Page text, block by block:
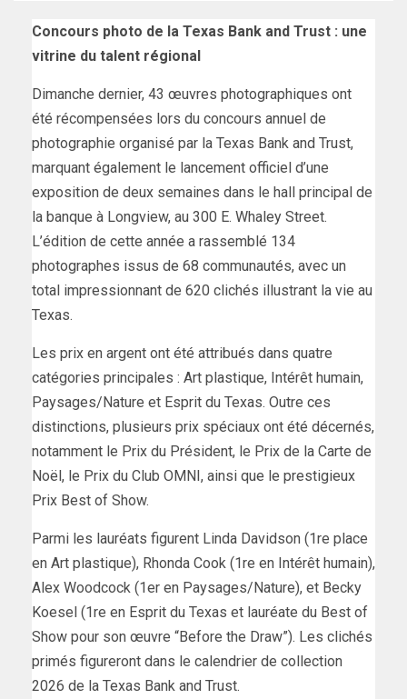
Concours photo de la Texas Bank and Trust : une
vitrine du talent régional
Dimanche dernier, 43 œuvres photographiques ont
été récompensées lors du concours annuel de
photographie organisé par la Texas Bank and Trust,
marquant également le lancement officiel d’une
exposition de deux semaines dans le hall principal de
la banque à Longview, au 300 E. Whaley Street.
L’édition de cette année a rassemblé 134
photographes issus de 68 communautés, avec un
total impressionnant de 620 clichés illustrant la vie au
Texas.
Les prix en argent ont été attribués dans quatre
catégories principales : Art plastique, Intérêt humain,
Paysages/Nature et Esprit du Texas. Outre ces
distinctions, plusieurs prix spéciaux ont été décernés,
notamment le Prix du Président, le Prix de la Carte de
Noël, le Prix du Club OMNI, ainsi que le prestigieux
Prix Best of Show.
Parmi les lauréats figurent Linda Davidson (1re place
en Art plastique), Rhonda Cook (1re en Intérêt humain),
Alex Woodcock (1er en Paysages/Nature), et Becky
Koesel (1re en Esprit du Texas et lauréate du Best of
Show pour son œuvre “Before the Draw”). Les clichés
primés figureront dans le calendrier de collection
2026 de la Texas Bank and Trust.